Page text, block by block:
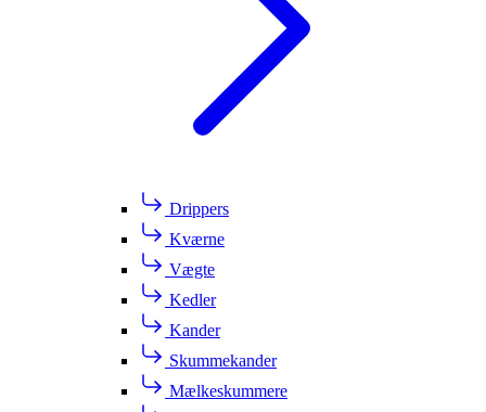
Drippers
Kværne
Vægte
Kedler
Kander
Skummekander
Mælkeskummere